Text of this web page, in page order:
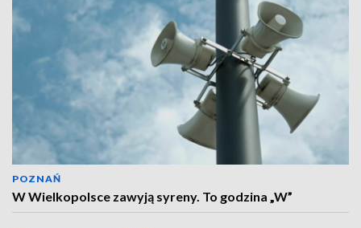
POZNAŃ
W Wielkopolsce zawyją syreny. To godzina „W”